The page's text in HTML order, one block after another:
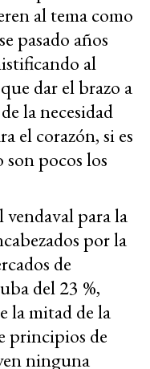
al tema como
pasado años
al
dar el brazo a
la necesidad
el corazón, si es
pocos los
vendaval para la
por la
de
del 23 %,
la mitad de la
principios de
ninguna